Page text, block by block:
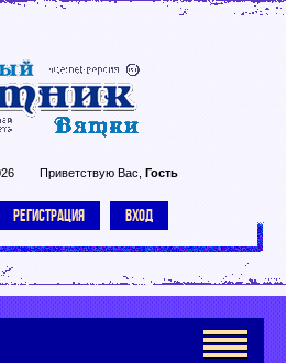
Приветствую Вас Гость
РЕГИСТРАЦИЯ ВХОД